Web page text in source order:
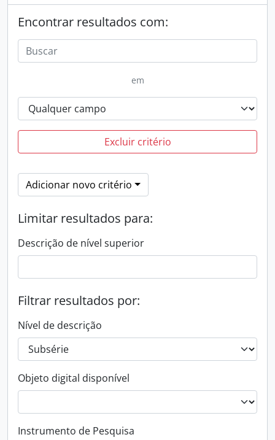
Encontrar resultados com:
em
Excluir critério
Adicionar novo critério
Limitar resultados para:
Descrição de nível superior
Filtrar resultados por:
Nível de descrição
Objeto digital disponível
Instrumento de Pesquisa